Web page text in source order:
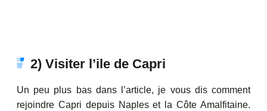
2) Visiter l’ile de Capri
Un peu plus bas dans l’article, je vous dis comment
rejoindre Capri depuis Naples et la Côte Amalfitaine.